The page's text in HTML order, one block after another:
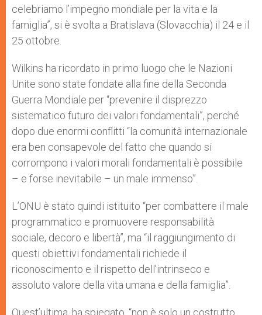
celebriamo l’impegno mondiale per la vita e la
famiglia”, si è svolta a Bratislava (Slovacchia) il 24 e il
25 ottobre.
Wilkins ha ricordato in primo luogo che le Nazioni
Unite sono state fondate alla fine della Seconda
Guerra Mondiale per “prevenire il disprezzo
sistematico futuro dei valori fondamentali”, perché
dopo due enormi conflitti “la comunità internazionale
era ben consapevole del fatto che quando si
corrompono i valori morali fondamentali è possibile
– e forse inevitabile – un male immenso”.
L’ONU è stato quindi istituito “per combattere il male
programmatico e promuovere responsabilità
sociale, decoro e libertà”, ma “il raggiungimento di
questi obiettivi fondamentali richiede il
riconoscimento e il rispetto dell’intrinseco e
assoluto valore della vita umana e della famiglia”.
Quest’ultima, ha spiegato, “non è solo un costrutto